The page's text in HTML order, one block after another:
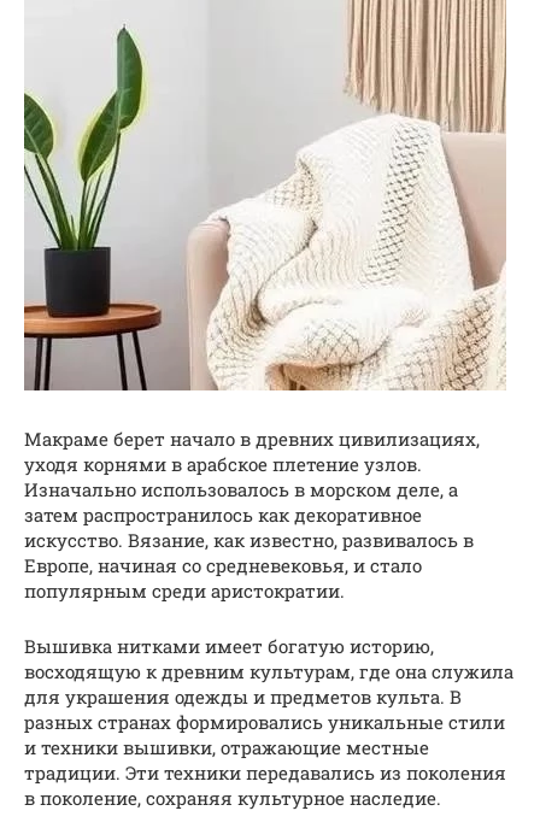
Макраме берет начало в древних цивилизациях,
уходя корнями в арабское плетение узлов.
Изначально использовалось в морском деле, а
затем распространилось как декоративное
искусство. Вязание, как известно, развивалось в
Европе, начиная со средневековья, и стало
популярным среди аристократии.
Вышивка нитками имеет богатую историю,
восходящую к древним культурам, где она служила
для украшения одежды и предметов культа. В
разных странах формировались уникальные стили
и техники вышивки, отражающие местные
традиции. Эти техники передавались из поколения
в поколение, сохраняя культурное наследие.